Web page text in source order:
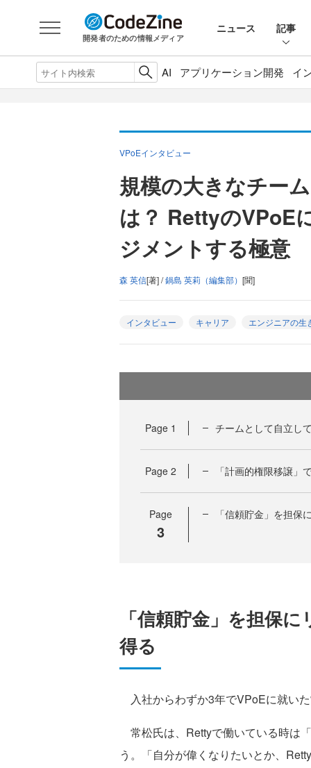
開発者のための情報メディア
ニュース 記事
AI アプリケーション開発 イ
VPoEインタビュー
規模の大きなチー
は？ RettyのVPoE
ジメントする極意
森 英信[著] /鍋島 英莉（編集部） [聞]
インタビュー キャリア エンジニアの生
Page 1 チームとして自立し
Page 2 「計画的権限移譲」
Page
3
「信頼貯金」を担保
「信頼貯金」を担保
得る
入社からわずか3年でVPoEに就い
常松氏は、Rettyで働いている時は
う。「自分が偉くなりたいとか、